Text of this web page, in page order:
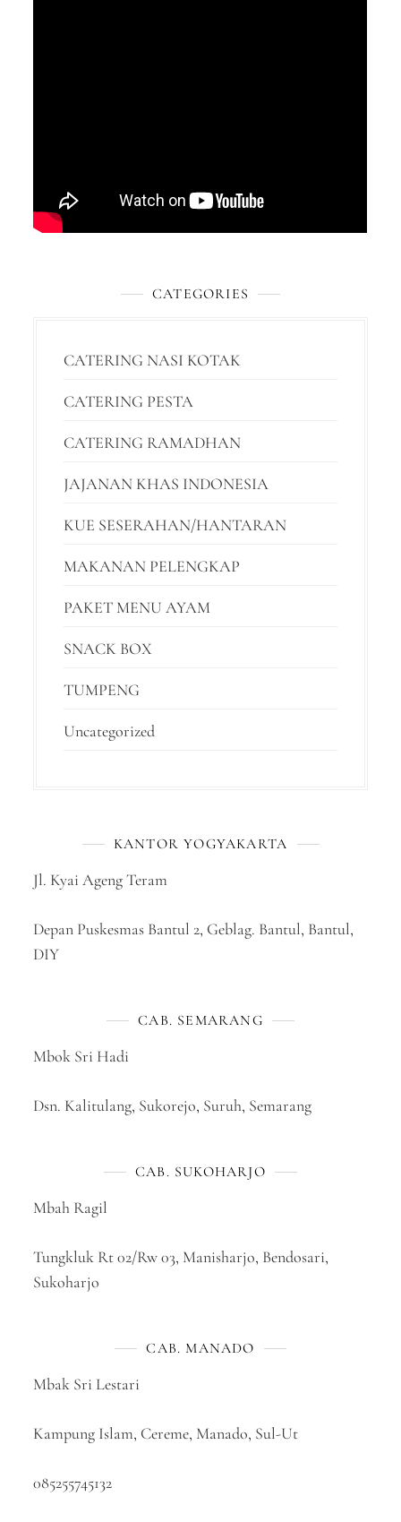
CATEGORIES
CATERING NASI KOTAK
CATERING PESTA
CATERING RAMADHAN
JAJANAN KHAS INDONESIA
KUE SESERAHAN/HANTARAN
MAKANAN PELENGKAP
PAKET MENU AYAM
SNACK BOX
TUMPENG
Uncategorized
KANTOR YOGYAKARTA
Jl. Kyai Ageng Teram
Depan Puskesmas Bantul 2, Geblag. Bantul, Bantul,
DIY
CAB. SEMARANG
Mbok Sri Hadi
Dsn. Kalitulang, Sukorejo, Suruh, Semarang
CAB. SUKOHARJO
Mbah Ragil
Tungkluk Rt 02/Rw 03, Manisharjo, Bendosari,
Sukoharjo
CAB. MANADO
Mbak Sri Lestari
Kampung Islam, Cereme, Manado, Sul-Ut
085255745132